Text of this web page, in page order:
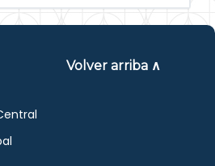
Volver arriba ∧